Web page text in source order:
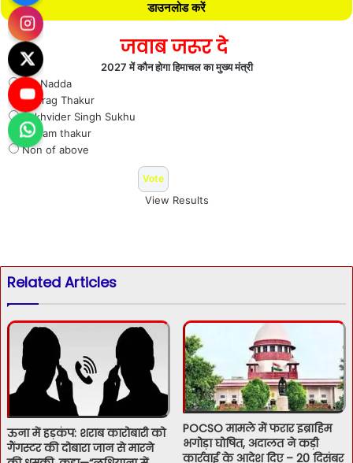
डाउनलोड करें
जवाब जरूर दे
2027 में कौन होगा हिमाचल का मुख्य मंत्री
J P Nadda
Anurag Thakur
Sukhvider Singh Sukhu
Jai ram thakur
Non of above
View Results
Related Articles
ऊना में हड़कंप: शराब कारोबारी को
गैंगस्टर की दोबारा जान से मारने
POCSO मामले में फरार इब्राहिम
भगोड़ा घोषित, अदालत ने कड़ी
कार्रवाई के आदेश दिए – 20 दिसंबर